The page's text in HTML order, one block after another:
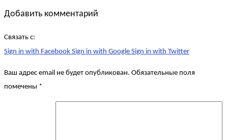
Добавить комментарий
Связать с:
Sign in with Facebook Sign in with Google Sign in with Twitter
Ваш адрес email не будет опубликован. Обязательные поля
помечены *